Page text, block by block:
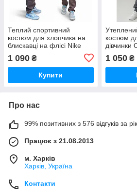
Теплий спортивний
костюм для хлопчика на
блискавці на флісі Nike
1 090 ₴
Купити
костюм
дівчинки
флісі
1 050₴
Про нас
99% позитивних з 576 відгуків за рік
Працює з 21.08.2013
м. Харків
Харків, Україна
Контакти